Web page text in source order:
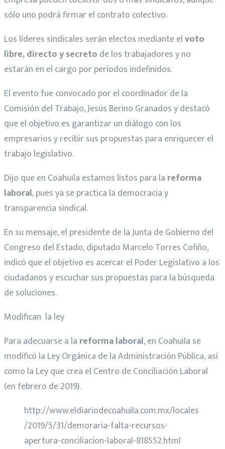
sólo uno podrá firmar el contrato colectivo.
Los líderes sindicales serán electos mediante elvoto
libre, directo y secreto de los trabajadores y no
estarán en el cargo por períodos indefinidos.
El evento fue convocado por el coordinador de la
Comisión del Trabajo, Jesús Berino Granados y destacó
que el objetivo es garantizar un diálogo con los
empresarios y recibir sus propuestas para enriquecer el
trabajo legislativo.
Dijo que en Coahuila estamos listos para la reforma
laboral, pues ya se practica la democracia y
transparencia sindical.
En su mensaje, el presidente de la Junta de Gobierno del
Congreso del Estado, diputado Marcelo Torres Cofiño,
indicó que el objetivo es acercar el Poder Legislativo a los
ciudadanos y escuchar sus propuestas para la búsqueda
de soluciones.
Modifican la ley
Para adecuarse a la reforma laboral, en Coahuila se
modificó la Ley Orgánica de la Administración Pública, así
como la Ley que crea el Centro de Conciliación Laboral
(en febrero de 2019).
http://www.eldiariodecoahuila.com.mx/locales
/2019/5/31/demoraria-falta-recursos-
apertura-conciliacion-laboral-818552.html